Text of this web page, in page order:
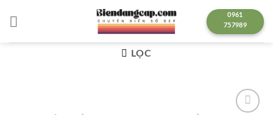
0961
757989
LỌC